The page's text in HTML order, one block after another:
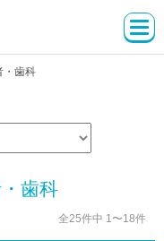
・歯科
歯科
全25件中 1〜18件